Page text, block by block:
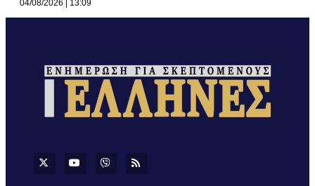
04/08/2026 13:09